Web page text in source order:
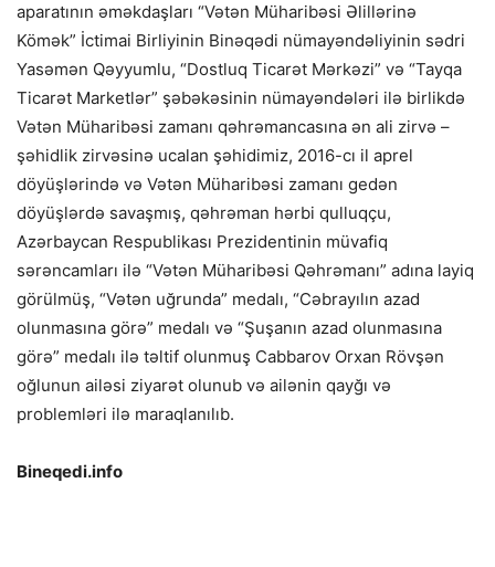
aparatının əməkdaşları “Vətən Müharibəsi Əlillərinə
Kömək” İctimai Birliyinin Binəqədi nümayəndəliyinin sədri
Yasəmən Qəyyumlu, “Dostluq Ticarət Mərkəzi” və “Tayqa
Ticarət Marketlər” şəbəkəsinin nümayəndələri ilə birlikdə
Vətən Müharibəsi zamanı qəhrəmancasına ən ali zirvə –
şəhidlik zirvəsinə ucalan şəhidimiz, 2016-cı il aprel
döyüşlərində və Vətən Müharibəsi zamanı gedən
döyüşlərdə savaşmış, qəhrəman hərbi qulluqçu,
Azərbaycan Respublikası Prezidentinin müvafiq
sərəncamları ilə “Vətən Müharibəsi Qəhrəmanı” adına layiq
görülmüş, “Vətən uğrunda” medalı, “Cəbrayılın azad
olunmasına görə” medalı və “Şuşanın azad olunmasına
görə” medalı ilə təltif olunmuş Cabbarov Orxan Rövşən
oğlunun ailəsi ziyarət olunub və ailənin qayğı və
problemləri ilə maraqlanılıb.
Bineqedi.info